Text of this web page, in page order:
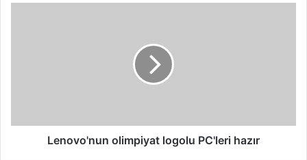
Lenovo'nun olimpiyat logolu PC'leri hazır